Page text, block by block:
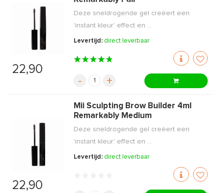
22,90
Deze sneldrogende gel creëert een
'instant kleur' effect en ...
Levertijd: direct leverbaar
- +
22,90
Mii Sculpting Brow Builder 4ml
Remarkably Medium
Deze sneldrogende gel creëert een
'instant kleur' effect en ...
Levertijd: direct leverbaar